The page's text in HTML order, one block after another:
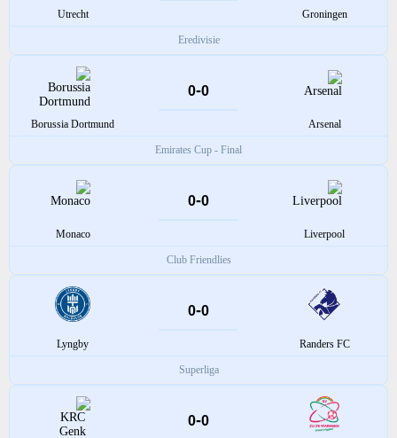
Groningen
Utrecht
Eredivisie
Arsenal
0
-
0
Borussia Dortmund
Emirates Cup - Final
Liverpool
0
-
0
Monaco
Club Friendlies
Randers FC
0
-
0
Lyngby
Superliga
0
-
0